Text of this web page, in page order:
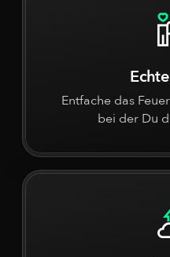
Entfache das
bei der Du